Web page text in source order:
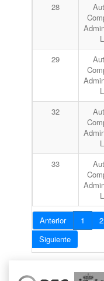
28
29
32
33
Anterior 1 2
Siguiente